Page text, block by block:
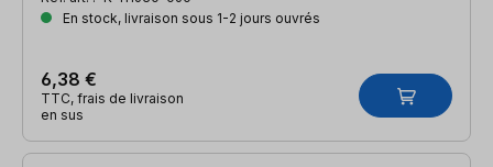
En stock, livraison sous 1-2 jours ouvrés
6,38 €
TTC, frais de livraison
en sus